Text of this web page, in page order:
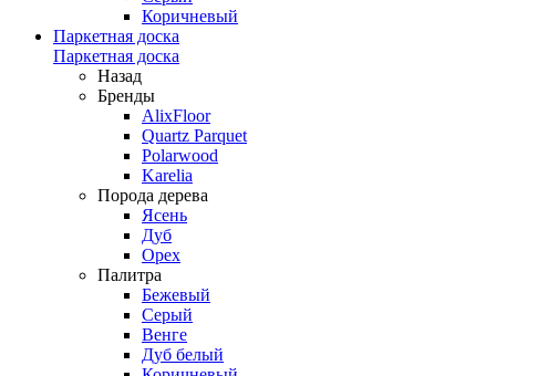
Коричневый
Паркетная доска
Паркетная доска
Назад
Бренды
AlixFloor
Quartz Parquet
Polarwood
Karelia
Порода дерева
Ясень
Дуб
Орех
Палитра
Бежевый
Серый
Венге
Дуб белый